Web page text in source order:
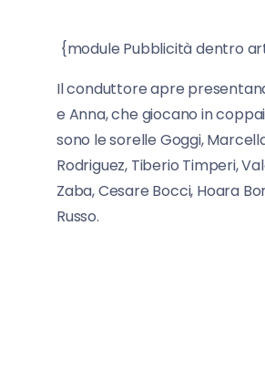
{module Pubblicità dentro
Il conduttore apre
e Anna, che giocano in
sono le sorelle Goggi,
Rodriguez, Tiberio Timperi,
Zaba, Cesare Bocci, Hoara
Russo.